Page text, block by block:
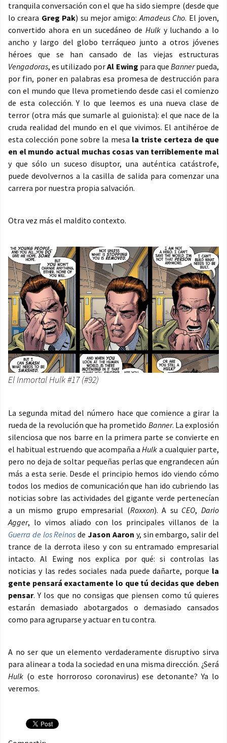
tranquila conversación con el que ha sido siempre (desde que
lo creara Greg Pak) su mejor amigo:Amadeus Cho. El joven,
convertido ahora en un sucedáneo de Hulky luchando a lo
ancho y largo del globo terráqueo junto a otros jóvenes
héroes que se han cansado de las viejas estructuras
Vengadoras, es utilizado porAl Ewing para que Bannerpueda,
por fin, poner en palabras esa promesa de destrucción para
con el mundo que lleva prometiendo desde casi el comienzo
de esta colección. Y lo que leemos es una nueva clase de
terror (otra más que sumarle al guionista): el que nace de la
cruda realidad del mundo en el que vivimos. El antihéroe de
esta colección pone sobre la mesa la triste certeza de que
en el mundo actual muchas cosas van terriblemente mal
y que sólo un suceso disuptor, una auténtica catástrofe,
puede devolvernos a la casilla de salida para comenzar una
carrera por nuestra propia salvación.
Otra vez más el maldito contexto.
El Inmortal Hulk #17 (#92)
La segunda mitad del número hace que comience a girar la
rueda de la revolución que ha prometido Banner. La explosión
silenciosa que nos barre en la primera parte se convierte en
el habitual estruendo que acompaña aHulk a cualquier parte,
pero no deja de soltar pequeñas perlas que engrandecen aún
más a esta serie. Desde el principio hemos ido viendo cómo
todos los medios de comunicación que han ido cubriendo las
noticias sobre las actividades del gigante verde pertenecían
a un mismo grupo empresarial (Roxxon). A su CEO,Dario
Agger, lo vimos aliado con los principales villanos de la
Guerra de los Reinos deJason Aaron y, sin embargo, salir del
trance de la derrota ileso y con su entramado empresarial
intacto. Al Ewing nos explica por qué: si controlas las
noticias y las redes sociales nada puede dañarte, porque la
gente pensará exactamente lo que tú decidas que deben
pensar. Y los que no consigas que piensen como tú quieres
estarán demasiado abotargados o demasiado cansados
como para agruparse y actuar en tu contra.
A no ser que un elemento verdaderamente disruptivo sirva
para alinear a toda la sociedad en una misma dirección. ¿Será
Hulk (o este horroroso coronavirus) ese detonante? Ya lo
veremos.